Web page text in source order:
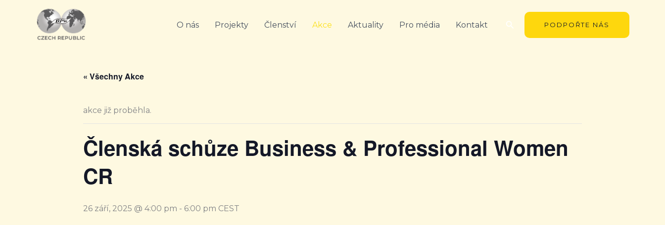
O nás Projekty Členství Akce Aktuality Pro média Kontakt Hledat PODPOŘTE NÁS
« Všechny Akce
akce již proběhla.
Členská schůze Business & Professional Women
CR
26 září, 2025 @ 4:00 pm - 6:00 pm CEST